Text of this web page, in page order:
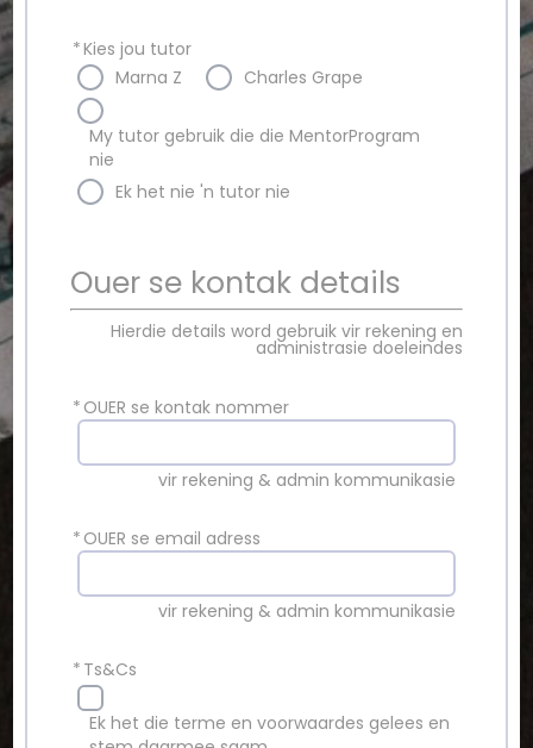
*Kies jou tutor
Marna Z
Charles Grape
My tutor gebruik die die MentorProgram
nie
Ek het nie 'n tutor nie
Ouer se kontak details
Hierdie details word gebruik vir rekening en
administrasie doeleindes
* OUER se kontak nommer
vir rekening & admin kommunikasie
* OUER se email adress
vir rekening & admin kommunikasie
* Ts&Cs
Ek het die terme en voorwaardes gelees en